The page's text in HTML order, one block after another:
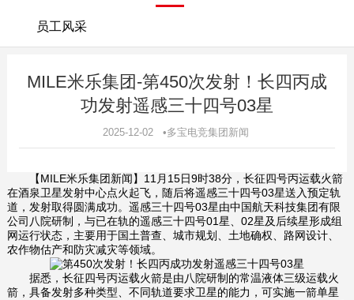
员工风采
MILE米乐集团-第450次发射！长四丙成
功发射遥感三十四号03星
2025-12-02 •多宝电竞集团新闻
【MILE米乐集团新闻】11月15日9时38分，长征四号丙运载火箭
在酒泉卫星发射中心点火起飞，随后将遥感三十四号03星送入预定轨
道，发射取得圆满成功。遥感三十四号03星由中国航天科技集团有限
公司八院研制，与已在轨的遥感三十四号01星、02星及后续星形成组
网运行状态，主要用于国土普查、城市规划、土地确权、路网设计、
农作物估产和防灾减灾等领域。
据悉，长征四号丙运载火箭是由八院研制的常温液体三级运载火
箭，具备发射多种类型、不同轨道要求卫星的能力，可实施一箭单星